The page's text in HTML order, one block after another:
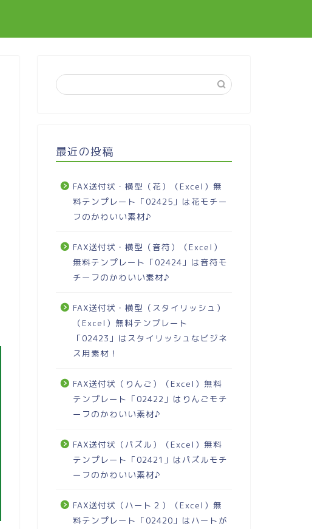
最近の投稿
FAX送付状・横型（花）（Excel）無
料テンプレート「02425」は花モチー
フのかわいい素材♪
FAX送付状・横型（音符）（Excel）
無料テンプレート「02424」は音符モ
チーフのかわいい素材♪
FAX送付状・横型（スタイリッシュ）
（Excel）無料テンプレート
「02423」はスタイリッシュなビジネ
ス用素材！
FAX送付状（りんご）（Excel）無料
テンプレート「02422」はりんごモチ
ーフのかわいい素材♪
FAX送付状（パズル）（Excel）無料
テンプレート「02421」はパズルモチ
ーフのかわいい素材♪
FAX送付状（ハート２）（Excel）無
料テンプレート「02420」はハートが